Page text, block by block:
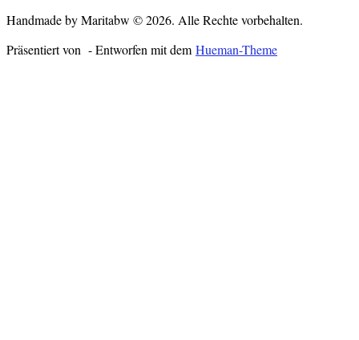
Handmade by Maritabw © 2026. Alle Rechte vorbehalten.
Präsentiert von - Entworfen mit dem Hueman-Theme